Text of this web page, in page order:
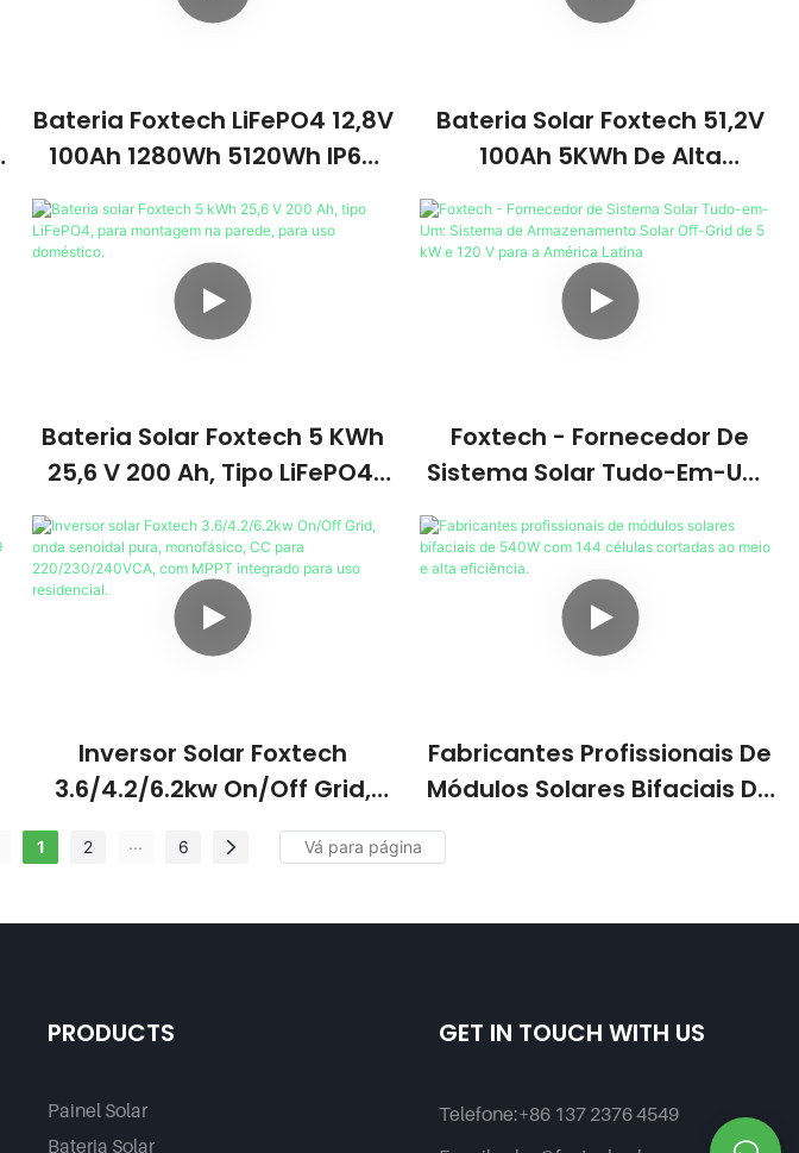
Bateria Foxtech LiFePO4 12,8V
100Ah 1280Wh 5120Wh IP65
Energia Em Sistemas Solares
Residenciais.
Bateria Solar Foxtech 51,2V
100Ah 5KWh De Alta
Qualidade, Bateria De Íon De
Lítio LiFePO4 Para Energia
Solar Residencial.
Bateria Solar Foxtech 5 KWh
25,6 V 200 Ah, Tipo LiFePO4,
Para Montagem Na Parede,
Para Uso Doméstico.
Foxtech - Fornecedor De
Sistema Solar Tudo-Em-Um:
Sistema De Armazenamento
Solar Off-Grid De 5 KW E 120 V
Para A América Latina
Inversor Solar Foxtech
3.6/4.2/6.2kw On/Off Grid,
Onda Senoidal Pura,
Monofásico, CC Para
Integrado Para Uso
Fabricantes Profissionais De
Módulos Solares Bifaciais De
1 2 ... 6
PRODUCTS
Painel Solar
Bateria Solar
GET IN TOUCH WITH US
Telefone:+86 137 2376 4549